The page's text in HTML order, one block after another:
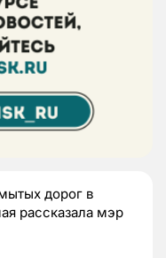
дорог в
рассказала мэр